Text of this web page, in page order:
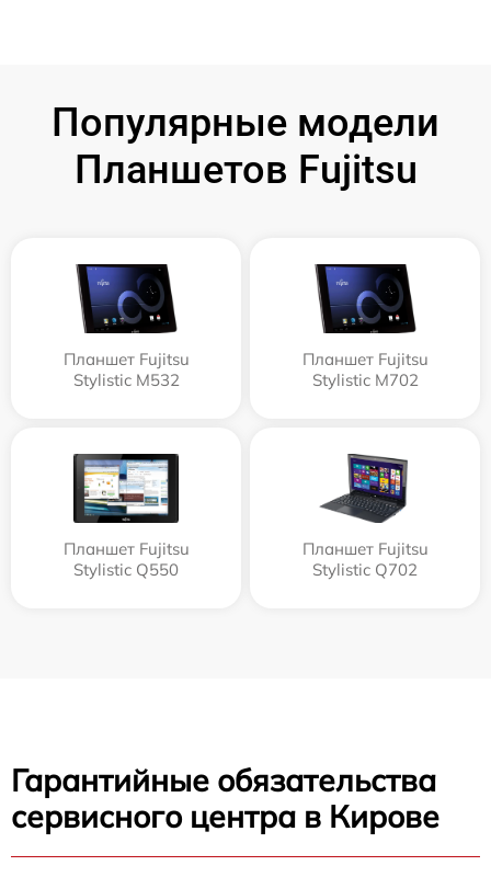
Популярные модели
Планшетов Fujitsu
Планшет Fujitsu
Stylistic M532
Планшет Fujitsu
Stylistic M702
Планшет Fujitsu
Stylistic Q550
Планшет Fujitsu
Stylistic Q702
Гарантийные обязательства
сервисного центра в Кирове